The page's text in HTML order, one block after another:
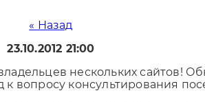
« Назад
23.10.2012 21:00
нескольких сайтов!
вопросу консультирования